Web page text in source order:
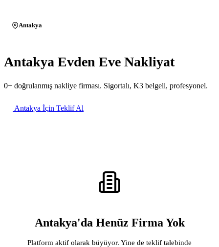
Antakya
Antakya Evden Eve Nakliyat
0+ doğrulanmış nakliye firması. Sigortalı, K3 belgeli, profesyonel.
Antakya İçin Teklif Al
Antakya'da Henüz Firma Yok
Platform aktif olarak büyüyor. Yine de teklif talebinde